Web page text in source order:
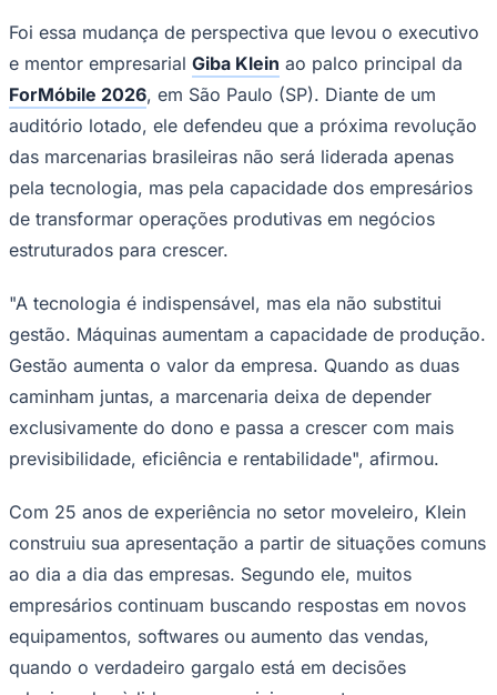
Copa do Brasil
Libertadores
Sul-Americana
Copa América
Champions League
Premier League
Bundesliga
Mundial 2026
Times - Ir direto
Foi essa mudança de perspectiva que levou o executivo
e mentor empresarial Giba Klein ao palco principal da
ForMóbile 2026, em São Paulo (SP). Diante de um
auditório lotado, ele defendeu que a próxima revolução
das marcenarias brasileiras não será liderada apenas
pela tecnologia, mas pela capacidade dos empresários
de transformar operações produtivas em negócios
estruturados para crescer.
"A tecnologia é indispensável, mas ela não substitui
gestão. Máquinas aumentam a capacidade de produção.
Gestão aumenta o valor da empresa. Quando as duas
caminham juntas, a marcenaria deixa de depender
exclusivamente do dono e passa a crescer com mais
previsibilidade, eficiência e rentabilidade", afirmou.
Com 25 anos de experiência no setor moveleiro, Klein
construiu sua apresentação a partir de situações comuns
ao dia a dia das empresas. Segundo ele, muitos
empresários continuam buscando respostas em novos
equipamentos, softwares ou aumento das vendas,
quando o verdadeiro gargalo está em decisões